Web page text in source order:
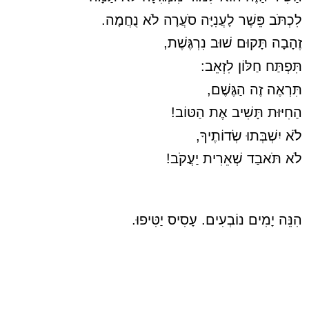
לִכְתֹּב פֵּשֶׁר לָעֲנִיָּה סֹעֲרָה לֹא נֻחֲמָה.
זֶהָבָה תָּקוּם שׁוּב נִרְגֶּשֶׁת,
תִּפְתַּח חַלּוֹן לִזְאֵב:
תִּרְאֶה זֶה הַגֶּשֶׁם,
הַחִיּוּת תָּשִׁיב אֶת הַטּוֹב!
לֹֹא יִשְׁבְּתוּ שְׂדוֹתֶיךָ,
לֹא תֹּאבַד שְׁאֵרִית יַעֲקֹב!
הִנֵּה יָמִים נוֹבְעִים. עָסִיס יַטִּיפוּ.